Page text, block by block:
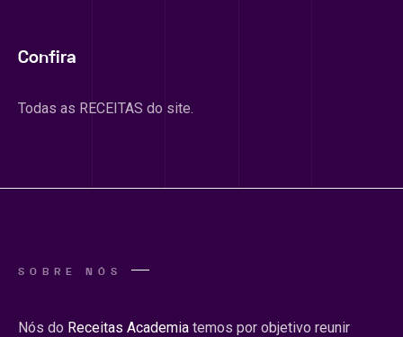
Confira
Todas as RECEITAS do site.
SOBRE NÓS
Nós do Receitas Academia temos por objetivo reunir